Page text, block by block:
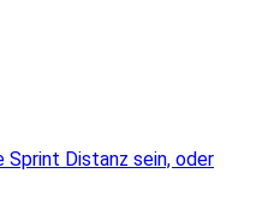
Sprint Distanz sein, oder